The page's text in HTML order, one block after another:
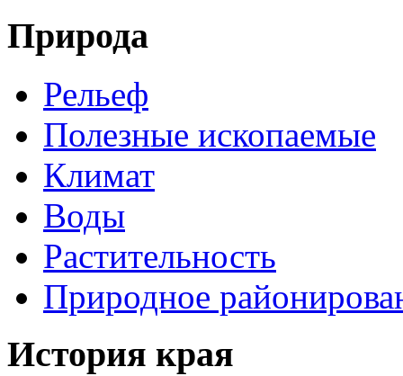
Природа
Рельеф
Полезные ископаемые
Климат
Воды
Растительность
Природное
История края